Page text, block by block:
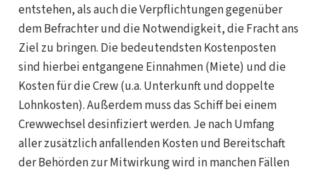
entstehen, als auch die Verpflichtungen gegenüber
dem Befrachter und die Notwendigkeit, die Fracht ans
Ziel zu bringen. Die bedeutendsten Kostenposten
sind hierbei entgangene Einnahmen (Miete) und die
Kosten für die Crew (u.a. Unterkunft und doppelte
Lohnkosten). Außerdem muss das Schiff bei einem
Crewwechsel desinfiziert werden. Je nach Umfang
aller zusätzlich anfallenden Kosten und Bereitschaft
der Behörden zur Mitwirkung wird in manchen Fällen